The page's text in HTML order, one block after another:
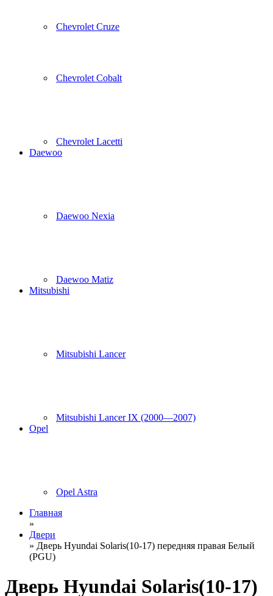
Chevrolet Cruze
Chevrolet Cobalt
Chevrolet Lacetti
Daewoo
Daewoo Nexia
Daewoo Matiz
Mitsubishi
Mitsubishi Lancer
Mitsubishi Lancer IX (2000—2007)
Opel
Opel Astra
Главная
»
Двери
» Дверь Hyundai Solaris(10-17) передняя правая Белый
(PGU)
Дверь Hyundai Solaris(10-17)